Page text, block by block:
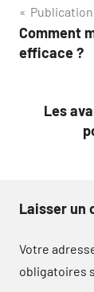
de
Comment
efficace ?
Les
Laisser un
Votre
obligatoires